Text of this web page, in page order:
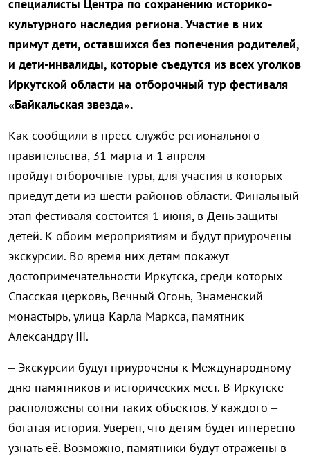
специалисты Центра по сохранению историко-
культурного наследия региона. Участие в них
примут дети, оставшихся без попечения родителей,
и дети-инвалиды, которые съедутся из всех уголков
Иркутской области на отборочный тур фестиваля
«Байкальская звезда».
Как сообщили в пресс-службе регионального
правительства, 31 марта и 1 апреля
пройдут отборочные туры, для участия в которых
приедут дети из шести районов области. Финальный
этап фестиваля состоится 1 июня, в День защиты
детей. К обоим мероприятиям и будут приурочены
экскурсии. Во время них детям покажут
достопримечательности Иркутска, среди которых
Спасская церковь, Вечный Огонь, Знаменский
монастырь, улица Карла Маркса, памятник
Александру III.
– Экскурсии будут приурочены к Международному
дню памятников и исторических мест. В Иркутске
расположены сотни таких объектов. У каждого –
богатая история. Уверен, что детям будет интересно
узнать её. Возможно, памятники будут отражены в